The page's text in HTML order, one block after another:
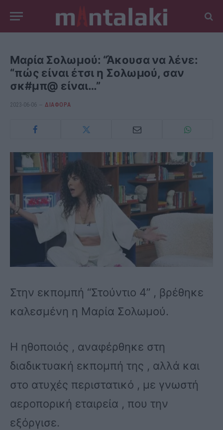
Μαρία Σολωμού: “Άκουσα να λένε:
“πώς είναι έτσι η Σολωμού, σαν
σκ#μπ@ είναι…”
2023-06-06 ΔΙΆΦΟΡΑ
Στην εκπομπή “Στούντιο 4” , βρέθηκε
καλεσμένη η Μαρία Σολωμού.
Η ηθοποιός , αναφέρθηκε στη
διαδικτυακή εκπομπή της , αλλά και
στο ατυχές περιστατικό , με γνωστή
αεροπορική εταιρεία , που την
εξόργισε.